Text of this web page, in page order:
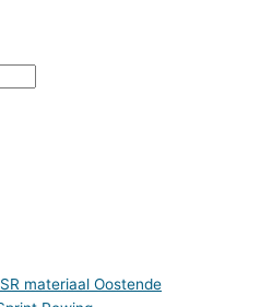
materiaal Oostende